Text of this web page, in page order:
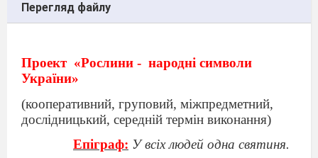
Перегляд файлу
Проект «Рослини - народні символи
України»
(кооперативний, груповий, міжпредметний,
дослідницький, середній термін виконання)
Епіграф: У всіх людей одна святиня.